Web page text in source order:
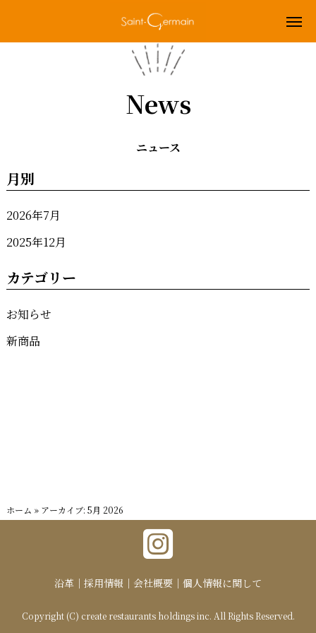
News
ニュース
月別
2026年7月
2025年12月
カテゴリー
お知らせ
新商品
ホーム » アーカイブ: 5月 2026
沿革 採用情報 会社概要 個人情報に関して
Copyright (C) create restaurants holdings inc. All Rights Reserved.